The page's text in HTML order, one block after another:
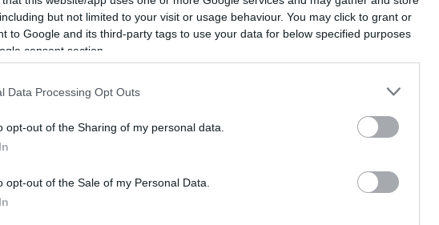
but not limited to your visit or usage behaviour. You may click to grant or
to Google and its third-party tags to use your data for below specified purposes
consent section.
Data Processing Opt Outs
opt-out of the Sharing of my personal data.
opt-out of the Sale of my Personal Data.
April 16, 2025 April 12, 2025 April 9, 2025
nazionale
vieta
attività senza
dell’euro in Ungheria
del primo ministro Orbán:
50 ungheresi più ricchi di